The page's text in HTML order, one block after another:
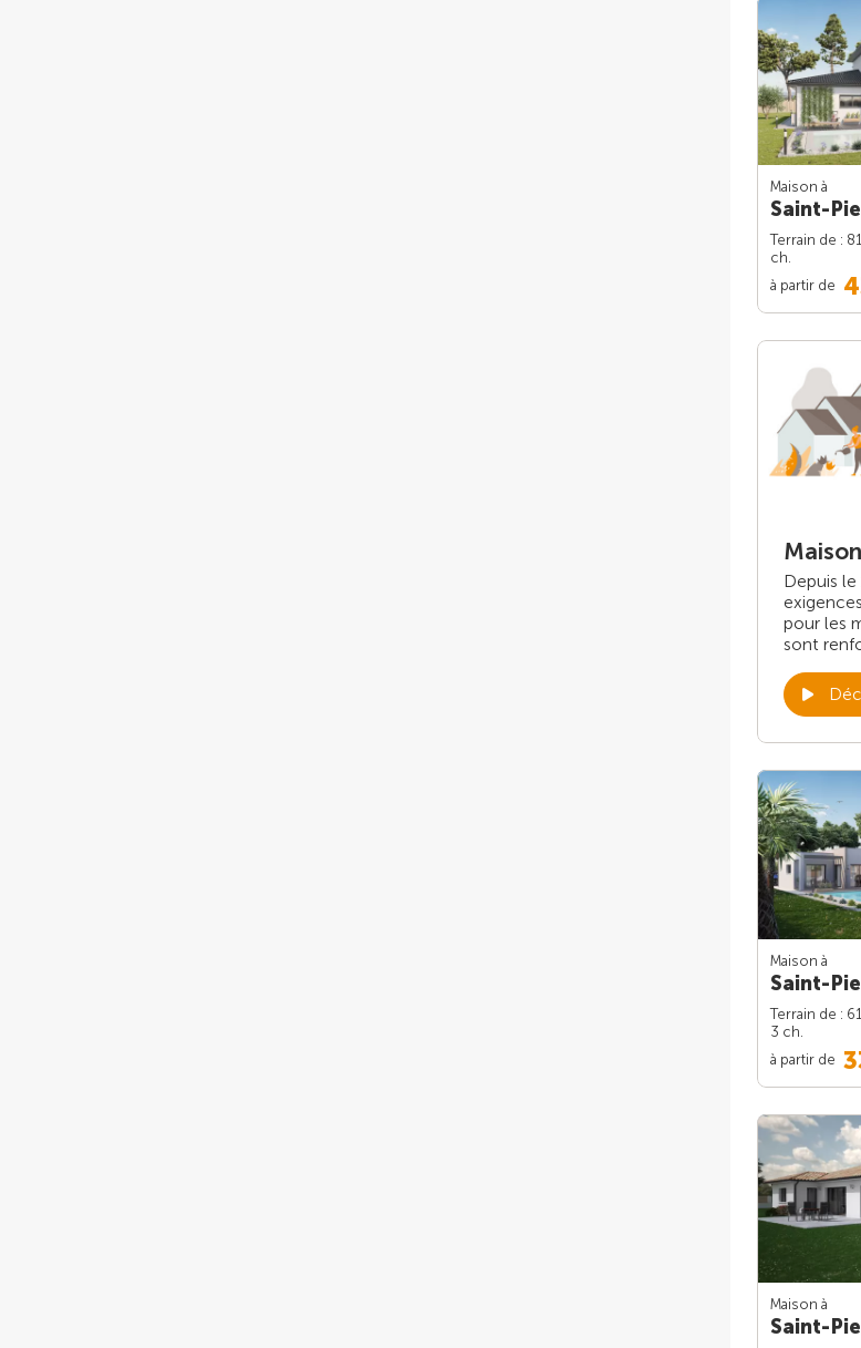
Maison à
Saint-
Terrain de :
ch.
à partir de
Depuis le
pour les
sont
Maison à
Saint-
Terrain de :
3 ch.
à partir de
Maison à
Saint-